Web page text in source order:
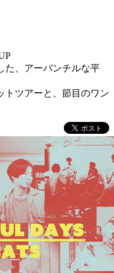
た、アーバンチルな平
トツアーと、節目のワン